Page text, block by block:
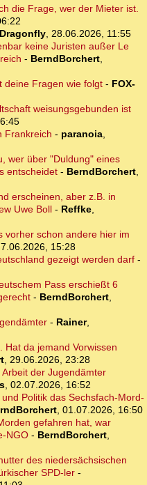
die Frage, wer der Mieter ist.
Dragonfly, 28.06.2026, 11:55
keine Juristen außer Le
- BerndBorchert,
deine Fragen wie folgt- FOX-
weisungsgebunden ist
Frankreich - paranoia,
wer über "Duldung" eines
entscheidet - BerndBorchert,
erscheinen, aber z.B. in
Uwe Boll - Reffke,
vorher schon andere hier im
15:28
gezeigt werden darf-
Pass erschießt 6
- BerndBorchert,
- Rainer,
Hat da jemand Vorwissen
, 29.06.2026, 23:28
der Jugendämter
, 02.07.2026, 16:52
Politik das Sechsfach-Mord-
, 01.07.2026, 16:50
gefahren hat, war
NGO - BerndBorchert,
des niedersächsischen
SPD-ler -